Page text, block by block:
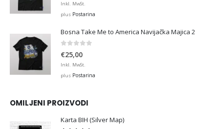
Inkl. MwSt.
plus Postarina
Bosna Take Me to America Navijačka Majica 2
€25,00
Inkl. MwSt.
plus Postarina
OMILJENI PROIZVODI
Karta BIH (Silver Map)